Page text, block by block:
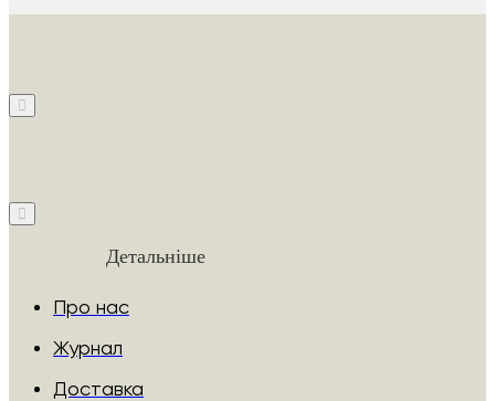
Детальніше
Про нас
Журнал
Доставка